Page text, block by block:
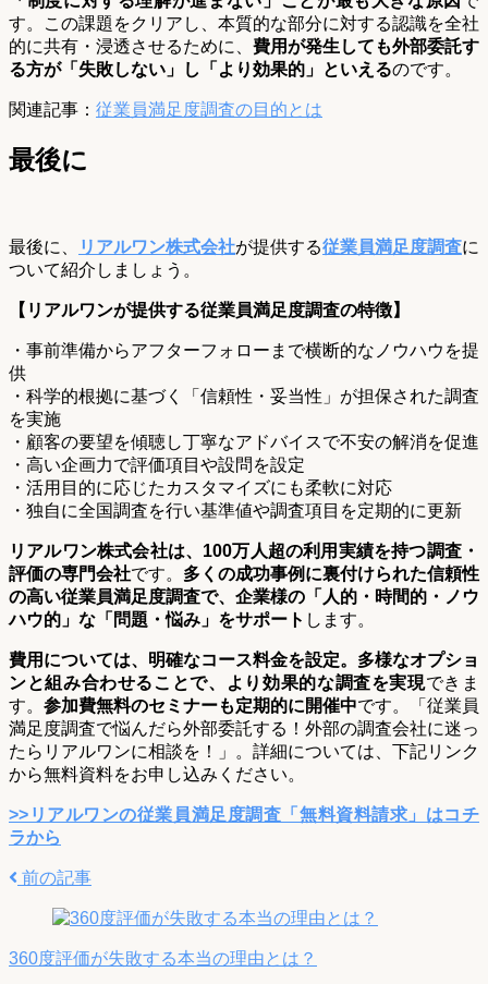
す。この課題をクリアし、本質的な部分に対する認識を全社
的に共有・浸透させるために、 費用が発生しても外部委託す
る方が「失敗しない」し「より効果的」といえるのです。
関連記事： 従業員満足度調査の目的とは
最後に
最後に、 リアルワン株式会社が提供する従業員満足度調査に
ついて紹介しましょう。
【リアルワンが提供する従業員満足度調査の特徴】
・事前準備からアフターフォローまで横断的なノウハウを提
供
・科学的根拠に基づく「信頼性・妥当性」が担保された調査
を実施
・顧客の要望を傾聴し丁寧なアドバイスで不安の解消を促進
・高い企画力で評価項目や設問を設定
・活用目的に応じたカスタマイズにも柔軟に対応
・独自に全国調査を行い基準値や調査項目を定期的に更新
リアルワン株式会社は、100万人超の利用実績を持つ調査・
評価の専門会社です。 多くの成功事例に裏付けられた信頼性
の高い従業員満足度調査で、企業様の「人的・時間的・ノウ
ハウ的」な「問題・悩み」をサポート します。
費用については、明確なコース料金を設定。多様なオプショ
ンと組み合わせることで、より効果的な調査を実現できま
す。 参加費無料のセミナーも定期的に開催中です。「従業員
満足度調査で悩んだら外部委託する！外部の調査会社に迷っ
たらリアルワンに相談を！」。詳細については、下記リンク
から無料資料をお申し込みください。
>>リアルワンの従業員満足度調査「無料資料請求」はコチ
ラから
前の記事
360度評価が失敗する本当の理由とは？